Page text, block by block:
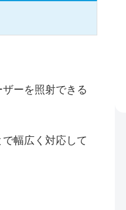
ーを照射できる
幅広く対応して